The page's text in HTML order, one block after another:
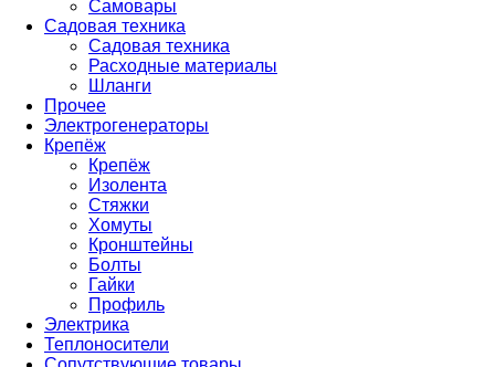
Самовары
Садовая техника
Садовая техника
Расходные материалы
Шланги
Прочее
Электрогенераторы
Крепёж
Крепёж
Изолента
Стяжки
Хомуты
Кронштейны
Болты
Гайки
Профиль
Электрика
Теплоносители